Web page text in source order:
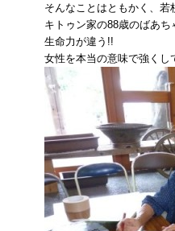
そんなことはともかく、若
キトゥン家の88歳のばあ
生命力が違う!!
女性を本当の意味で強くし